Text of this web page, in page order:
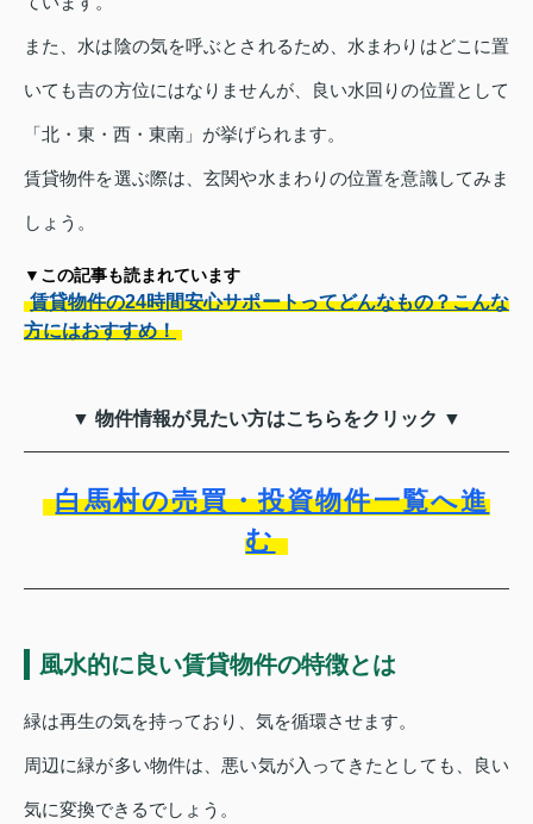
また、水は陰の気を呼ぶとされるため、水まわりはどこに置
いても吉の方位にはなりませんが、良い水回りの位置として
「北・東・西・東南」が挙げられます。
賃貸物件を選ぶ際は、玄関や水まわりの位置を意識してみま
しょう。
▼この記事も読まれています
賃貸物件の24時間安心サポートってどんなもの？こんな
方にはおすすめ！
▼ 物件情報が見たい方はこちらをクリック ▼
白馬村の売買・投資物件一覧へ進
む
風水的に良い賃貸物件の特徴とは
緑は再生の気を持っており、気を循環させます。
周辺に緑が多い物件は、悪い気が入ってきたとしても、良い
気に変換できるでしょう。